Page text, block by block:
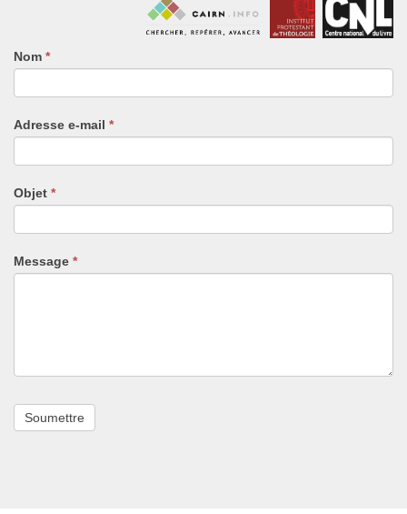
Nom *
Adresse e-mail *
Objet *
Message *
Si
vous
êtes
humain,
remplissez
ce